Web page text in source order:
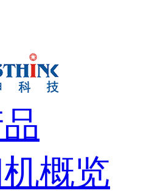
概览